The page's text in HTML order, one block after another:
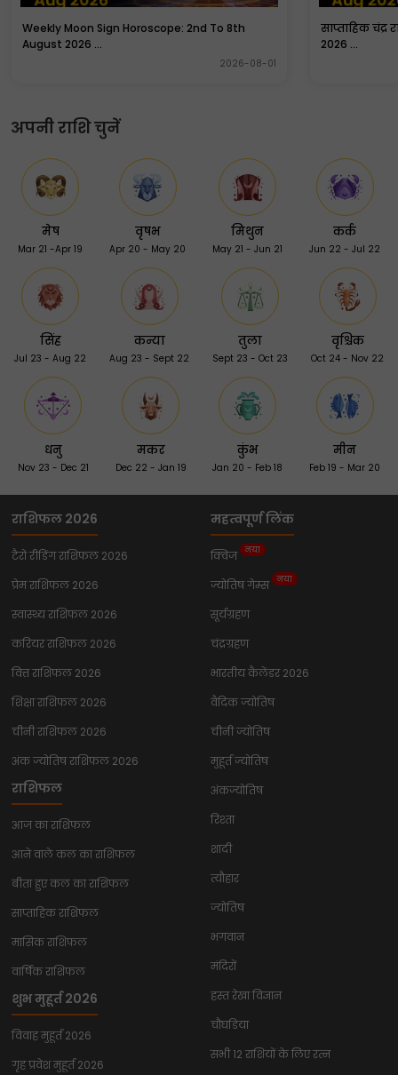
Weekly Moon Sign Horoscope: 2nd To 8th
August 2026 ...
2026-08-01
साप्ताहिक चंद्र
2026 ...
अपनी राशि चुनें
मेष
Mar 21 -Apr 19
वृषभ
Apr 20 - May 20
मिथुन
May 21 - Jun 21
कर्क
Jun 22 - Jul 22
सिंह
Jul 23 - Aug 22
कन्या
Aug 23 - Sept 22
तुला
Sept 23 - Oct 23
वृश्चिक
Oct 24 - Nov 22
धनु
Nov 23 - Dec 21
मकर
Dec 22 - Jan 19
कुंभ
Jan 20 - Feb 18
मीन
Feb 19 - Mar 20
राशिफल 2026
टैरो रीडिंग राशिफल 2026
प्रेम राशिफल 2026
स्वास्थ्य राशिफल 2026
करियर राशिफल 2026
वित्त राशिफल 2026
शिक्षा राशिफल 2026
चीनी राशिफल 2026
अंक ज्योतिष राशिफल 2026
राशिफल
आज का राशिफल
आने वाले कल का राशिफल
बीता हुए कल का राशिफल
साप्ताहिक राशिफल
मासिक राशिफल
वार्षिक राशिफल
शुभ मुहूर्त 2026
विवाह मुहूर्त 2026
गृह प्रवेश मुहूर्त 2026
महत्वपूर्ण लिंक
क्विज नया
ज्योतिष गेम्स नया
सूर्यग्रहण
चंद्रग्रहण
भारतीय कैलेंडर 2026
वैदिक ज्योतिष
चीनी ज्योतिष
मुहूर्त ज्योतिष
अंकज्योतिष
रिश्ता
शादी
त्यौहार
ज्योतिष
भगवान
मंदिरों
हस्त रेखा विज्ञान
चौघडिया
सभी 12 राशियों के लिए रत्न